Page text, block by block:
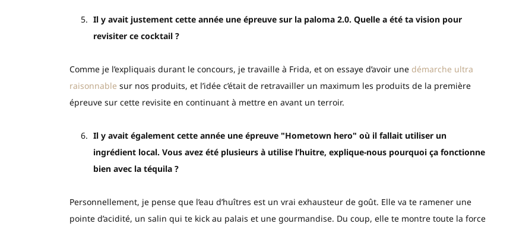
Il y avait justement cette année une épreuve sur la paloma 2.0. Quelle a été ta vision pour
revisiter ce cocktail ?
Comme je l’expliquais durant le concours, je travaille à Frida, et on essaye d’avoir une démarche ultra
raisonnable sur nos produits, et l’idée c’était de retravailler un maximum les produits de la première
épreuve sur cette revisite en continuant à mettre en avant un terroir.
Il y avait également cette année une épreuve "Hometown hero" où il fallait utiliser un
ingrédient local. Vous avez été plusieurs à utilise l’huitre, explique-nous pourquoi ça fonctionne
bien avec la téquila ?
Personnellement, je pense que l’eau d’huîtres est un vrai exhausteur de goût. Elle va te ramener une
pointe d’acidité, un salin qui te kick au palais et une gourmandise. Du coup, elle te montre toute la force